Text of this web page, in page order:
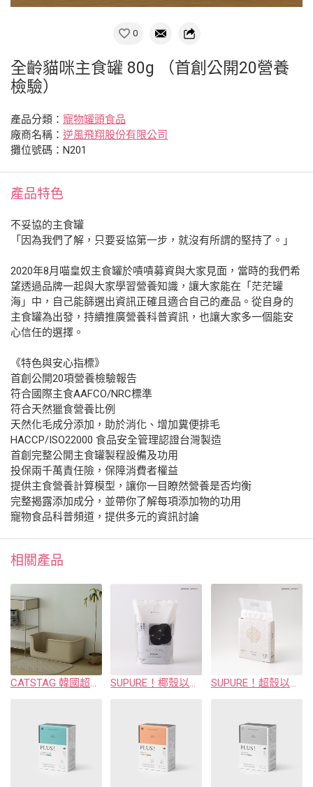
0
全齡貓咪主食罐 80g （首創公開20營養
檢驗）
產品分類： 寵物罐頭食品
廠商名稱： 逆風飛翔股份有限公司
攤位號碼：N201
產品特色
不妥協的主食罐
「因為我們了解，只要妥協第一步，就沒有所謂的堅持了。」
2020年8月喵皇奴主食罐於嘖嘖募資與大家見面，當時的我們希
望透過品牌一起與大家學習營養知識，讓大家能在「茫茫罐
海」中，自己能篩選出資訊正確且適合自己的產品。從自身的
主食罐為出發，持續推廣營養科普資訊，也讓大家多一個能安
心信任的選擇。
《特色與安心指標》
首創公開20項營養檢驗報告
符合國際主食AAFCO/NRC標準
符合天然獵食營養比例
天然化毛成分添加，助於消化、增加糞便排毛
HACCP/ISO22000 食品安全管理認證台灣製造
首創完整公開主食罐製程設備及功用
投保兩千萬責任險，保障消費者權益
提供主食營養計算模型，讓你一目瞭然營養是否均衡
完整揭露添加成分，並帶你了解每項添加物的功用
寵物食品科普頻道，提供多元的資訊討論
相關產品
CATSTAG 韓國超大貓砂盆 SUPURE！椰殼以無塵礦砂 SUPURE！超殼以條型豆腐砂